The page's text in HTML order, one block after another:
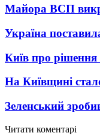
Майора ВСП
Україна
Київ про
На Київщині
Зеленський
Читати коментарі